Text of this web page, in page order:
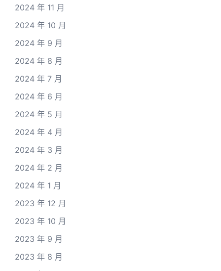
2024 年 11 月
2024 年 10 月
2024 年 9 月
2024 年 8 月
2024 年 7 月
2024 年 6 月
2024 年 5 月
2024 年 4 月
2024 年 3 月
2024 年 2 月
2024 年 1 月
2023 年 12 月
2023 年 10 月
2023 年 9 月
2023 年 8 月